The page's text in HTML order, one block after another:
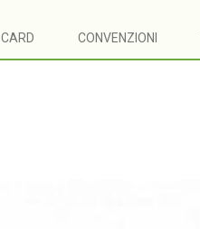
CARD CONVENZIONI